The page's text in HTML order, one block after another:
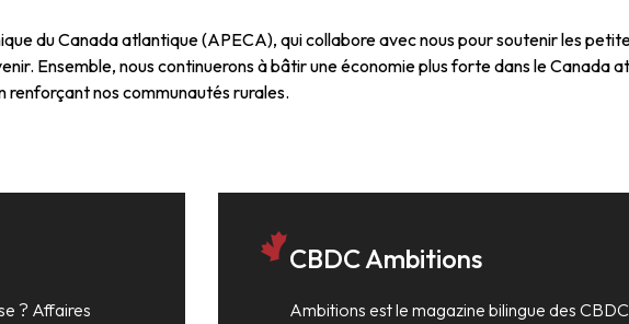
du Canada atlantique (APECA), qui collabore avec nous pour soutenir les
Ensemble, nous continuerons à bâtir une économie plus forte dans le Canada
renforçant nos communautés rurales.
? Affaires
CBDC Ambitions
Ambitions est le magazine bilingue des